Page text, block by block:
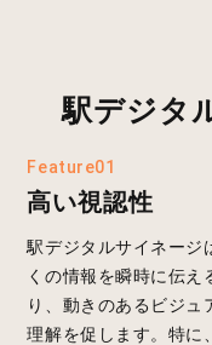
駅デジタ
Feature01
高い視認性
駅デジタルサイネージ
くの情報を瞬時に伝え
り、動きのあるビジ
理解を促します。特に